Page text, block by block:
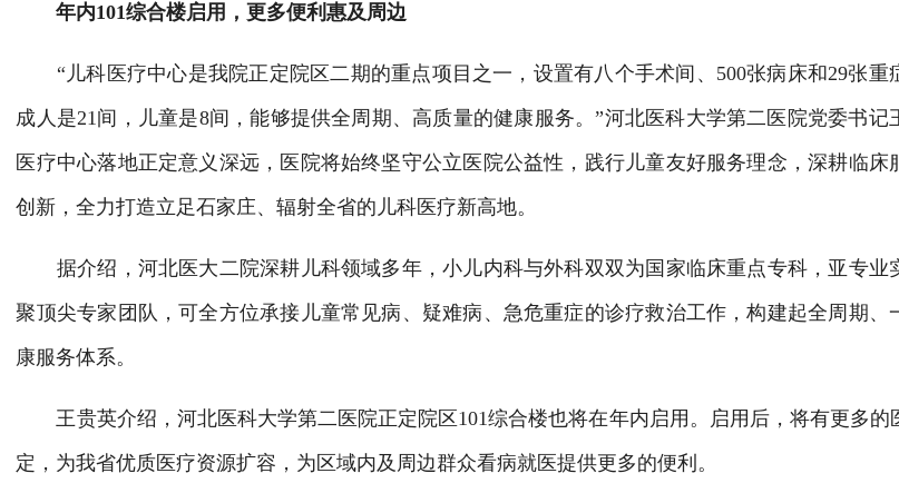
年内101综合楼启用，更多便利惠及周边
“儿科医疗中心是我院正定院区二期的重点项目之一，设置有八个手术间、500张病床和29张重
成人是21间，儿童是8间，能够提供全周期、高质量的健康服务。”河北医科大学第二医院党委书记
医疗中心落地正定意义深远，医院将始终坚守公立医院公益性，践行儿童友好服务理念，深耕临床
创新，全力打造立足石家庄、辐射全省的儿科医疗新高地。
据介绍，河北医大二院深耕儿科领域多年，小儿内科与外科双双为国家临床重点专科，亚专业
聚顶尖专家团队，可全方位承接儿童常见病、疑难病、急危重症的诊疗救治工作，构建起全周期、
康服务体系。
王贵英介绍，河北医科大学第二医院正定院区101综合楼也将在年内启用。启用后，将有更多的
定，为我省优质医疗资源扩容，为区域内及周边群众看病就医提供更多的便利。